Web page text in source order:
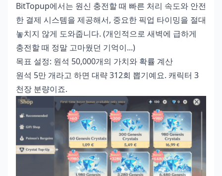
BitTopup에서는 원신 충전할 때 빠른 처리 속도와 안전
한 결제 시스템을 제공해서, 중요한 픽업 타이밍을 절대
놓치지 않게 도와줍니다. (개인적으로 새벽에 급하게
충전할 때 정말 고마웠던 기억이...)
목표 설정: 원석 50,000개의 가치와 확률 계산
원석 5만 개라고 하면 대략 312회 뽑기예요. 캐릭터 3
천장 분량이죠.